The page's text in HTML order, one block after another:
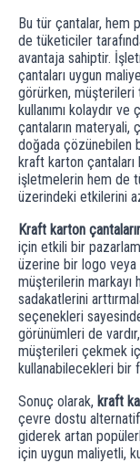
Bu tür çantalar, hem
de tüketiciler
avantaja sahiptir.
çantaları uygun
görürken, müşterileri
kullanımı kolaydır
çantaların materyali,
doğada çözünebilen
kraft karton çantaları
işletmelerin hem de
üzerindeki etkilerini
Kraft karton
için etkili bir
üzerine bir logo veya
müşterilerin markayı
sadakatlerini
seçenekleri
görünümleri de
müşterileri çekmek
kullanabilecekleri bir
Sonuç olarak, kraft
çevre dostu
giderek artan
için uygun maliyetli,